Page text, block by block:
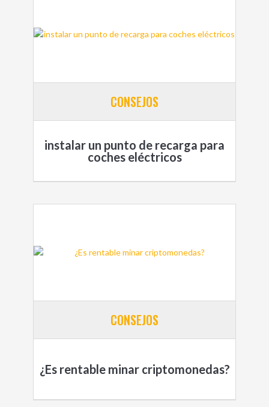
CONSEJOS
instalar un punto de recarga para
coches eléctricos
CONSEJOS
¿Es rentable minar criptomonedas?